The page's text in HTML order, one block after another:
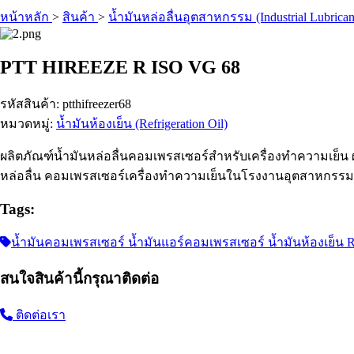
หน้าหลัก > สินค้า > น้ำมันหล่อลื่นอุตสาหกรรม (Industrial
PTT HIREEZE R ISO VG 68
รหัสสินค้า: ptthifreezer68
หมวดหมู่: น้ำมันห้องเย็น (Refrigeration Oil)
ผลิตภัณฑ์น้ำมันหล่อลื่นคอมเพรสเซอร์สำหรับเครื่องทำความเย็
หล่อลื่น คอมเพรสเซอร์เครื่องทำความเย็นในโรงงานอุตสาหกรรม
Tags:
น้ำมันคอมเพรสเซอร์ น้ำมันแอร์คอมเพรสเซอร์ น้ำมันห้องเย็น
สนใจสินค้านี้กรุณาติดต่อ
ติดต่อเรา